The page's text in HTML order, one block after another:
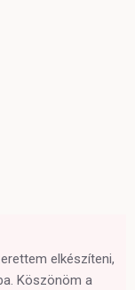
elkészíteni,
Köszönöm a